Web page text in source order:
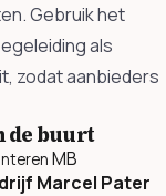
Gebruik het
als
zodat aanbieders
de buurt
MB
Marcel Pater